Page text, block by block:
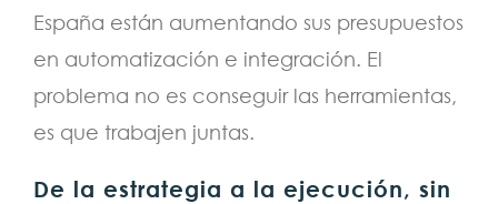
España están aumentando sus presupuestos
en automatización e integración. El
problema no es conseguir las herramientas,
es que trabajen juntas.
De la estrategia a la ejecución, sin